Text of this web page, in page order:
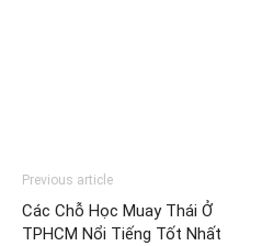
Previous article
Các Chỗ Học Muay Thái Ở
TPHCM Nổi Tiếng Tốt Nhất